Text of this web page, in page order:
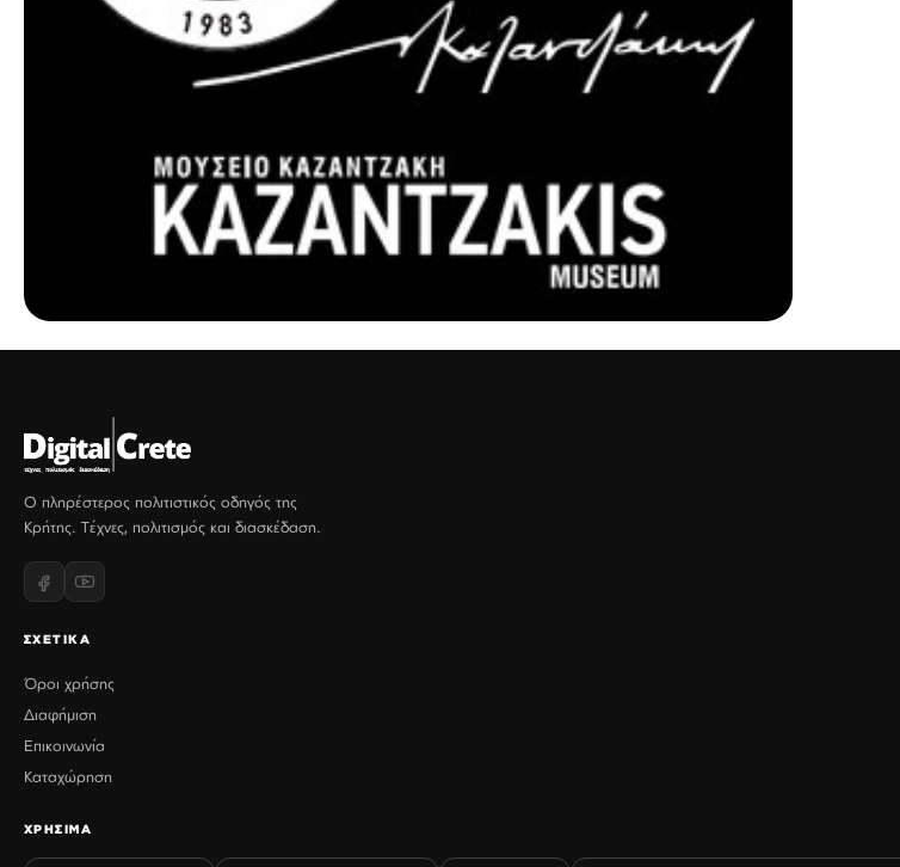
Ο πληρέστερος πολιτιστικός οδηγός της
Κρήτης. Τέχνες, πολιτισμός και διασκέδαση.
ΣΧΕΤΙΚΑ
Όροι χρήσης
Διαφήμιση
Επικοινωνία
Καταχώρηση
ΧΡΗΣΙΜΑ